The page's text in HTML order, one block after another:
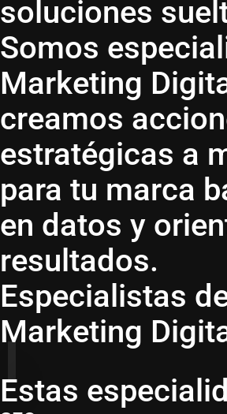
soluciones
Somos
Marketing
creamos
estratégicas a
para tu marca
en datos y
resultados.
Especialistas
Marketing
Estas